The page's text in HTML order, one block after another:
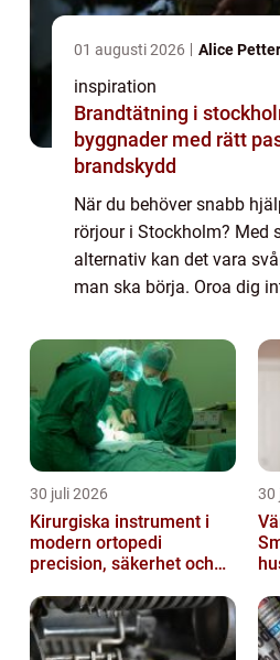
01 augusti 2026 Alice
inspiration
Brandtätning i stockholm
byggnader med rätt
brandskydd
När du behöver snabb
rörjour i Stockholm? Med
alternativ kan det vara
man ska börja. Oroa dig
som kan få jobbet gjort
30 juli 2026
Kirurgiska instrument i
modern ortopedi
precision, säkerhet och
30